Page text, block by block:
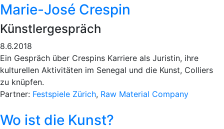
Marie-José Crespin
Künstlergespräch
8.6.2018
Ein Gespräch über Crespins Karriere als Juristin, ihre
kulturellen Aktivitäten im Senegal und die Kunst, Colliers
zu knüpfen.
Partner: Festspiele Zürich, Raw Material Company
Wo ist die Kunst?